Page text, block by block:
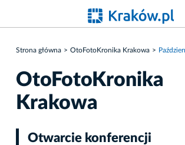
Strona główna OtoFotoKronika Krakowa
OtoFotoKronika
Krakowa
Otwarcie konferencji